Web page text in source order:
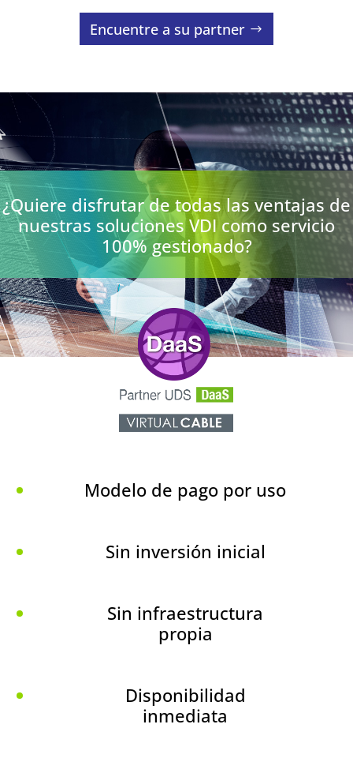
Encuentre a su partner
¿Quiere disfrutar de todas las ventajas de
nuestras soluciones VDI como servicio
100% gestionado?
Modelo de pago por uso
Sin inversión inicial
Sin infraestructura
propia
Disponibilidad
inmediata